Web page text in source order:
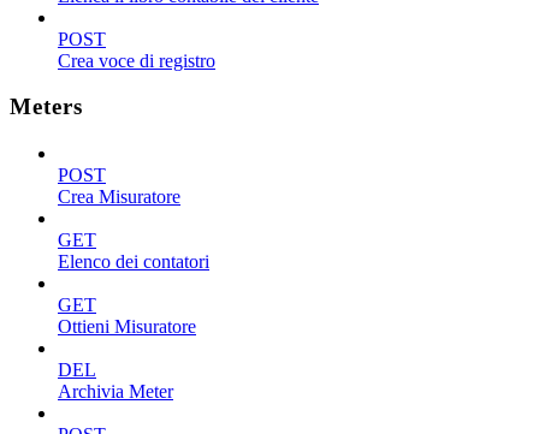
POST
Crea voce di registro
Meters
POST
Crea Misuratore
GET
Elenco dei contatori
GET
Ottieni Misuratore
DEL
Archivia Meter